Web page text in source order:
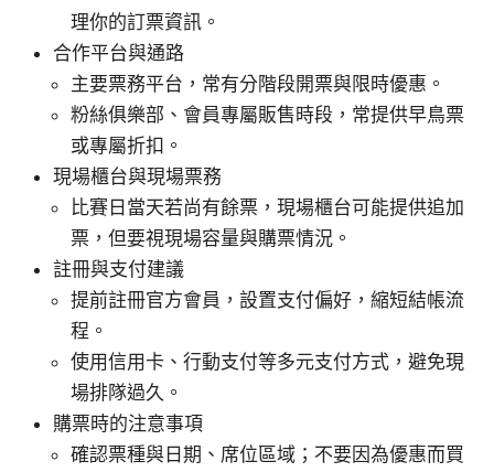
理你的訂票資訊。
合作平台與通路
主要票務平台，常有分階段開票與限時優惠。
粉絲俱樂部、會員專屬販售時段，常提供早鳥票
或專屬折扣。
現場櫃台與現場票務
比賽日當天若尚有餘票，現場櫃台可能提供追加
票，但要視現場容量與購票情況。
註冊與支付建議
提前註冊官方會員，設置支付偏好，縮短結帳流
程。
使用信用卡、行動支付等多元支付方式，避免現
場排隊過久。
購票時的注意事項
確認票種與日期、席位區域；不要因為優惠而買